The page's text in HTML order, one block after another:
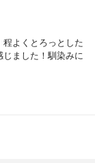
よくとろっとした
ました！馴染みに